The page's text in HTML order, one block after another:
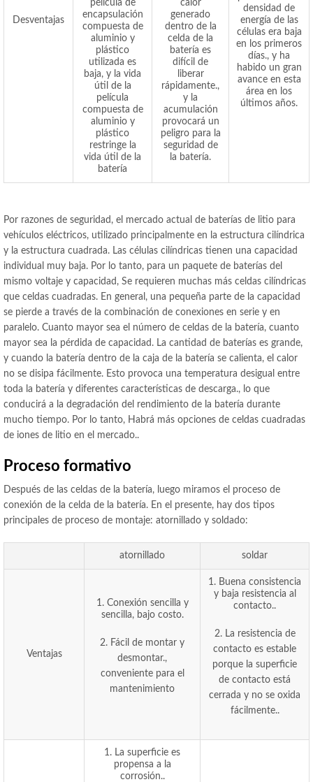
Desventajas
película de
encapsulación
compuesta de
aluminio y
plástico
utilizada es
baja, y la vida
útil de la
película
compuesta de
aluminio y
plástico
restringe la
vida útil de la
batería
calor
generado
dentro de la
celda de la
batería es
difícil de
liberar
rápidamente.,
y la
acumulación
provocará un
peligro para la
seguridad de
la batería.
densidad de
energía de las
células era baja
en los primeros
días., y ha
habido un gran
avance en esta
área en los
últimos años.
Por razones de seguridad, el mercado actual de baterías de litio para
vehículos eléctricos, utilizado principalmente en la estructura cilíndrica
y la estructura cuadrada. Las células cilíndricas tienen una capacidad
individual muy baja. Por lo tanto, para un paquete de baterías del
mismo voltaje y capacidad, Se requieren muchas más celdas cilíndricas
que celdas cuadradas. En general, una pequeña parte de la capacidad
se pierde a través de la combinación de conexiones en serie y en
paralelo. Cuanto mayor sea el número de celdas de la batería, cuanto
mayor sea la pérdida de capacidad. La cantidad de baterías es grande,
y cuando la batería dentro de la caja de la batería se calienta, el calor
no se disipa fácilmente. Esto provoca una temperatura desigual entre
toda la batería y diferentes características de descarga., lo que
conducirá a la degradación del rendimiento de la batería durante
mucho tiempo. Por lo tanto, Habrá más opciones de celdas cuadradas
de iones de litio en el mercado..
Proceso formativo
Después de las celdas de la batería, luego miramos el proceso de
conexión de la celda de la batería. En el presente, hay dos tipos
principales de proceso de montaje: atornillado y soldado:
atornillado soldar
Ventajas
1. Conexión sencilla y
sencilla, bajo costo.
2. Fácil de montar y
desmontar.,
conveniente para el
mantenimiento
1. Buena consistencia
y baja resistencia al
contacto..
2. La resistencia de
contacto es estable
porque la superficie
de contacto está
cerrada y no se oxida
fácilmente..
1. La superficie es
propensa a la
corrosión..